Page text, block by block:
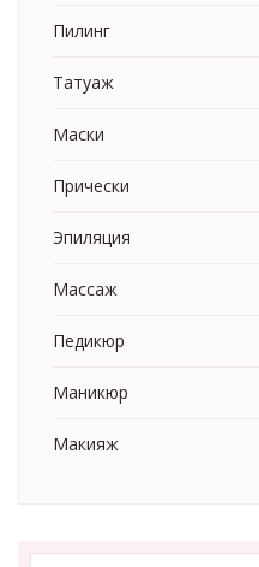
Пилинг
Татуаж
Маски
Прически
Эпиляция
Массаж
Педикюр
Маникюр
Макияж